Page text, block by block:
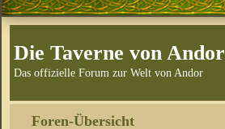
Die Taverne von Andor
Das offizielle Forum zur Welt von Andor
Foren-Übersicht